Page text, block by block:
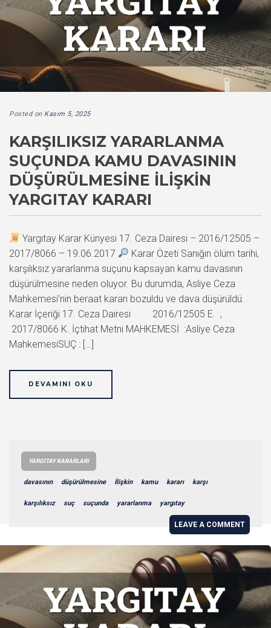
Posted on Kasım 5, 2025
KARŞILIKSIZ YARARLANMA
SUÇUNDA KAMU DAVASININ
DÜŞÜRÜLMESINE İLIŞKIN
YARGITAY KARARI
Yargıtay Karar Künyesi 17. Ceza Dairesi – 2016/12505 –
2017/8066 – 19.06.2017
Karar Özeti Sanığın ölüm tarihi,
karşılıksız yararlanma suçunu kapsayan kamu davasının
düşürülmesine neden oluyor. Bu durumda, Asliye Ceza
Mahkemesi’nin beraat kararı bozuldu ve dava düşürüldü.
Karar İçeriği 17. Ceza Dairesi 2016/12505 E. ,
2017/8066 K. İçtihat Metni MAHKEMESİ :Asliye Ceza
MahkemesiSUÇ : […]
DEVAMINI OKU
YARGITAY KARARLARI
davasının düşürülmesine İlişkin kamu kararı karşı
karşılıksız suç suçunda yararlanma yargıtay
LEAVE A COMMENT